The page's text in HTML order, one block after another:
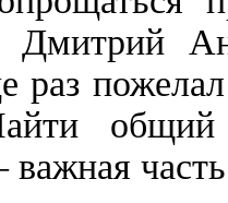
Дмитрий
раз
важная